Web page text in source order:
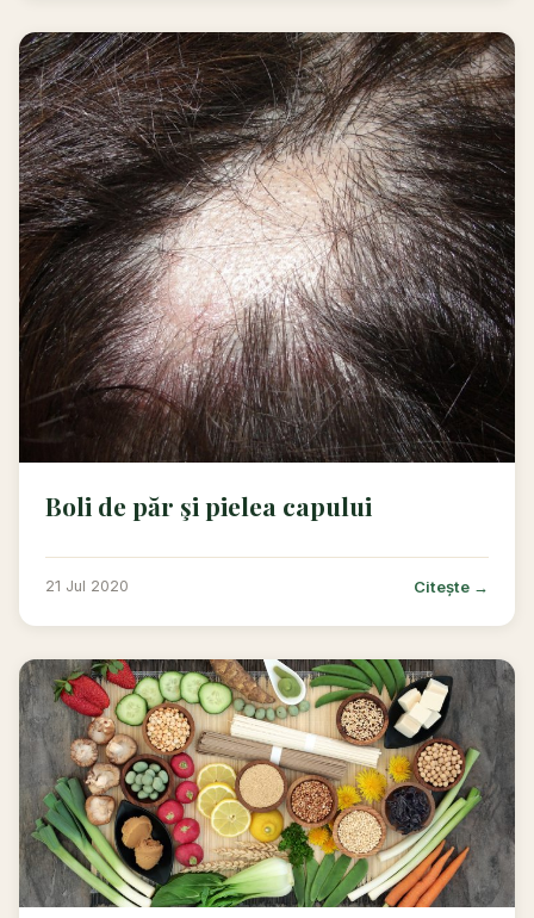
Boli de păr şi pielea capului
21 Jul 2020 Citește →